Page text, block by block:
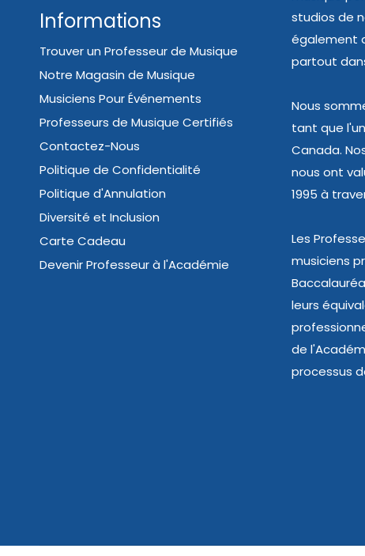
Informations
Trouver un Professeur de Musique
Notre Magasin de Musique
Musiciens Pour Événements
Professeurs de Musique Certifiés
Contactez-Nous
Politique de Confidentialité
Politique d'Annulation
Diversité et Inclusion
Carte Cadeau
Devenir Professeur à l'Académie
studios de
également
partout
Nous
tant que
Canada.
nous ont
1995 à
Les
musiciens
leurs
de
processus